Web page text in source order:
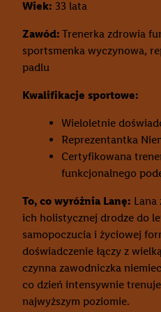
Wiek: 33 lata
Zawód: Trenerka zdrowia
sportsmenka wyczynowa,
padlu
Kwalifikacje sportowe:
Wieloletnie
Reprezentantka
Certyfikowana
funkcjonalnego
To, co wyróżnia Lanę: Lana
ich holistycznej drodze do
samopoczucia i życiowej
doświadczenie łączy z
czynna zawodniczka
co dzień intensywnie
najwyższym poziomie.
efektywności reklam.
spersonalizowanych reklam.
spersonalizowanych reklam.
ulepszanie usług.
Lista partnerów